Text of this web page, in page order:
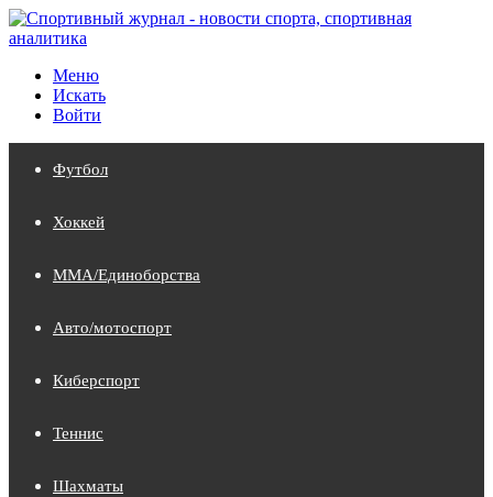
Меню
Искать
Войти
Футбол
Хоккей
MMA/Единоборства
Авто/мотоспорт
Киберспорт
Теннис
Шахматы